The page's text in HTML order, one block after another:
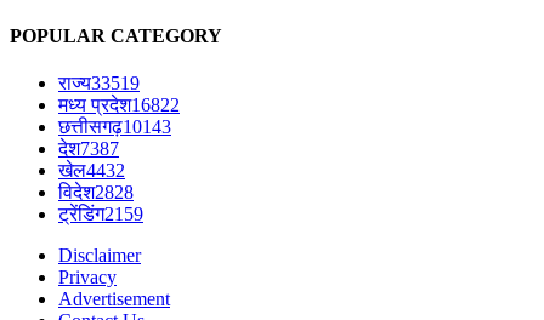
POPULAR CATEGORY
राज्य33519
मध्य प्रदेश16822
छत्तीसगढ़10143
देश7387
खेल4432
विदेश2828
ट्रेंडिंग2159
Disclaimer
Privacy
Advertisement